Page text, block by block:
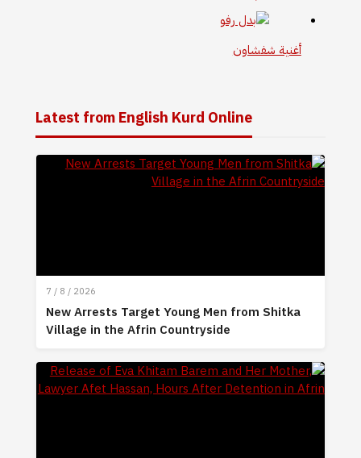
أغنية شفشاون
Latest from English Kurd Online
7 / 8 / 2026
New Arrests Target Young Men from Shitka
Village in the Afrin Countryside